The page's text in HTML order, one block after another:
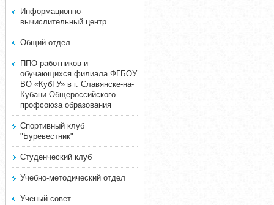
Информационно-
вычислительный центр
Общий отдел
ППО работников и
обучающихся филиала ФГБОУ
ВО «КубГУ» в г. Славянске-на-
Кубани Общероссийского
профсоюза образования
Спортивный клуб
"Буревестник"
Студенческий клуб
Учебно-методический отдел
Ученый совет